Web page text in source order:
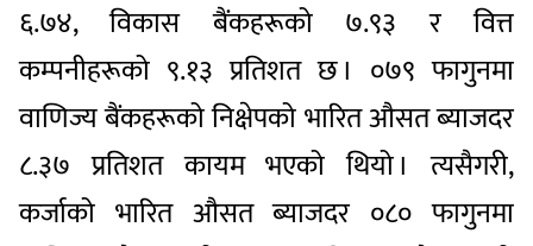
६.७४, विकास बैंकहरूको ७.९३ र वित्त
कम्पनीहरूको ९.१३ प्रतिशत छ । ०७९ फागुनमा
वाणिज्य बैंकहरूको निक्षेपको भारित औसत ब्याजदर
८.३७ प्रतिशत कायम भएको थियो । त्यसैगरी,
कर्जाको भारित औसत ब्याजदर ०८० फागुनमा